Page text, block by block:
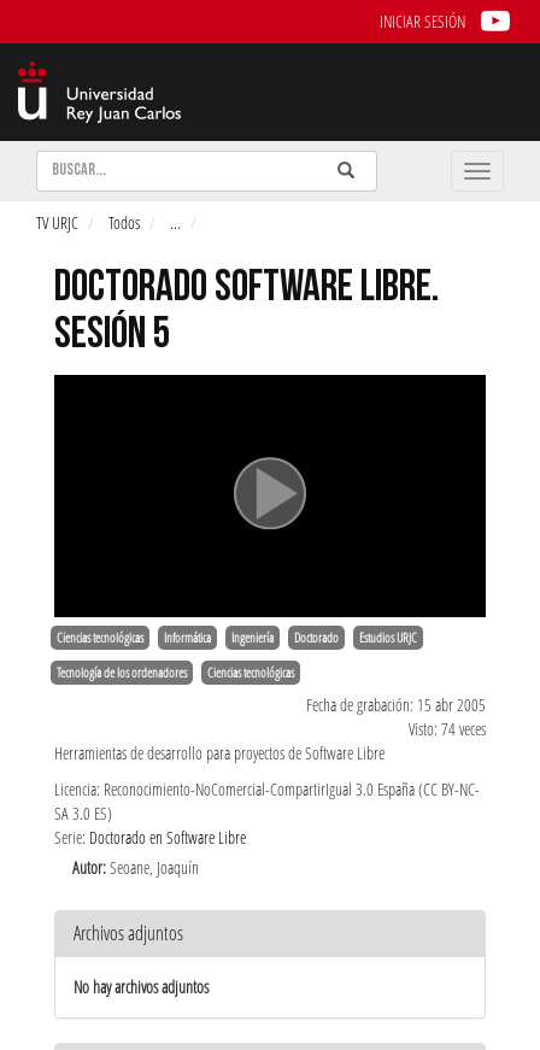
INICIAR SESIÓN
Buscar Enviar
Buscar
Toggle
TV URJC Todos ...
DOCTORADO SOFTWARE LIBRE.
SESIÓN 5
Ciencias tecnológicas Informática Ingeniería Doctorado Estudios URJC
Tecnología de los ordenadores Ciencias tecnológicas
Fecha de grabación: 15 abr 2005
Visto: 74 veces
Herramientas de desarrollo para proyectos de Software Libre
Licencia: Reconocimiento-NoComercial-CompartirIgual 3.0 España (CC BY-NC-
SA 3.0 ES)
Serie: Doctorado en Software Libre
Autor:Seoane, Joaquín
Archivos adjuntos
No hay archivos adjuntos